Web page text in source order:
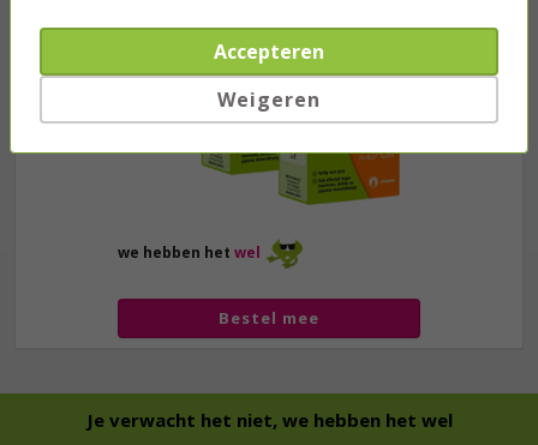
we hebben het wel
Bestel mee
Je verwacht het niet, we hebben het wel
Accepteren
Weigeren